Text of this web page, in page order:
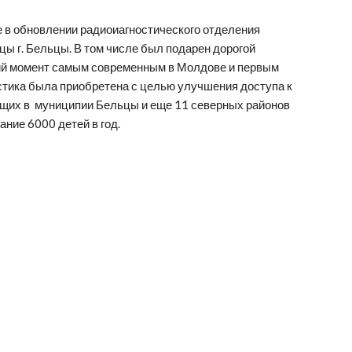
обновлении радиоиагностического отделения
г. Бельцы. В том числе был подарен дорогой
момент самым современным в Молдове и первым
была приобретена с целью улучшения доступа к
в  муниципии Бельцы и еще 11 северных районов
6000 детей в год.